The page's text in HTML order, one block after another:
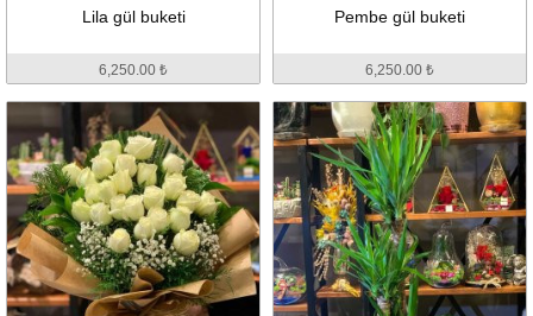
Lila gül buketi
6,250.00 ₺
Pembe gül buketi
6,250.00 ₺